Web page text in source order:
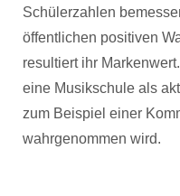
Schülerzahlen
öffentlichen positiven
resultiert ihr
eine Musikschule als
zum Beispiel einer
wahrgenommen wird.